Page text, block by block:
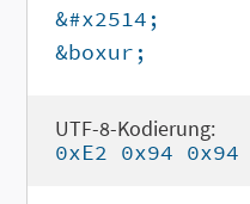
&#x2514;
&boxur;
UTF-8-Kodierung:
0xE2 0x94 0x94